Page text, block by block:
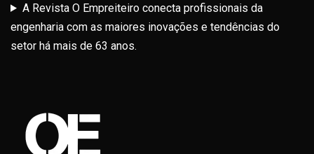
A Revista O Empreiteiro conecta profissionais da
engenharia com as maiores inovações e tendências do
setor há mais de 63 anos.